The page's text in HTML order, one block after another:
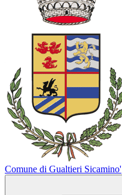
Comune di Gualtieri Sicamino'